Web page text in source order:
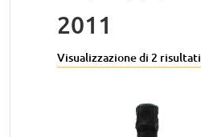
2011
Visualizzazione di 2 risultati